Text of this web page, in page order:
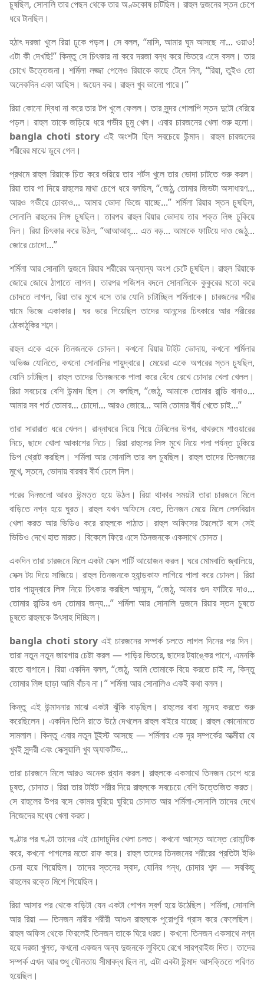
চুষছিল, সোনালি তার পেছন থেকে তার অণ্ডকোষ চাটছিল। রাহুল দুজনের স্তন চেপে
ধরে টানছিল।
হঠাৎ দরজা খুলে রিয়া ঢুকে পড়ল। সে বলল, “মাসি, আমার ঘুম আসছে না... ওয়াও!
এটা কী দেখছি!” কিন্তু সে চিৎকার না করে দরজা বন্ধ করে ভিতরে এসে বসল। তার
চোখে উত্তেজনা। শর্মিলা লজ্জা পেলেও রিয়াকে কাছে টেনে নিল, “রিয়া, তুইও তো
অনেকদিন একা আছিস। জয়েন কর। রাহুল খুব ভালো পারে।”
রিয়া কোনো দ্বিধা না করে তার টপ খুলে ফেলল। তার সুন্দর গোলাপি স্তন দুটো বেরিয়ে
পড়ল। রাহুল তাকে জড়িয়ে ধরে গভীর চুমু খেল। এবার চারজনের খেলা শুরু হলো।
bangla choti storyএই অংশটা ছিল সবচেয়ে উন্মাদ। রাহুল চারজনের
শরীরের মাঝে ডুবে গেল।
প্রথমে রাহুল রিয়াকে চিত করে শুয়িয়ে তার শর্টস খুলে তার ভোদা চাটতে শুরু করল।
রিয়া তার পা দিয়ে রাহুলের মাথা চেপে ধরে বলছিল, “জেঠু, তোমার জিভটা অসাধারণ...
আরও গভীরে ঢোকাও... আমার ভোদা ভিজে যাচ্ছে...” শর্মিলা রিয়ার স্তন চুষছিল,
সোনালি রাহুলের লিঙ্গ চুষছিল। তারপর রাহুল রিয়ার ভোদায় তার শক্ত লিঙ্গ ঢুকিয়ে
দিল। রিয়া চিৎকার করে উঠল, “আআআহ্... এত বড়... আমাকে ফাটিয়ে দাও জেঠু...
জোরে চোদো...”
শর্মিলা আর সোনালি দুজনে রিয়ার শরীরের অন্যান্য অংশ চেটে চুষছিল। রাহুল রিয়াকে
জোরে জোরে ঠাপাতে লাগল। তারপর পজিশন বদলে সোনালিকে কুকুরের মতো করে
চোদতে লাগল, রিয়া তার মুখে বসে তার যোনি চাটাচ্ছিল শর্মিলাকে। চারজনের শরীর
ঘামে ভিজে একাকার। ঘর ভরে গিয়েছিল তাদের আনন্দের চিৎকারে আর শরীরের
ঠোকাঠুকির শব্দে।
রাহুল একে একে তিনজনকে চোদল। কখনো রিয়ার টাইট ভোদায়, কখনো শর্মিলার
অভিজ্ঞ যোনিতে, কখনো সোনালির পায়ুদ্বারে। মেয়েরা একে অপরের স্তন চুষছিল,
যোনি চাটছিল। রাহুল তাদের তিনজনকে পালা করে বেঁধে রেখে চোদার খেলা খেলল।
রিয়া সবচেয়ে বেশি উন্মাদ ছিল। সে বলছিল, “জেঠু, আমাকে তোমার রান্ডি বানাও...
আমার সব গর্ত তোমার... চোদো... আরও জোরে... আমি তোমার বীর্য খেতে চাই...”
তারা সারারাত ধরে খেলল। রান্নাঘরে নিয়ে গিয়ে টেবিলের উপর, বাথরুমে শাওয়ারের
নিচে, ছাদে খোলা আকাশের নিচে। রিয়া রাহুলের লিঙ্গ মুখে নিয়ে গলা পর্যন্ত ঢুকিয়ে
ডিপ থ্রোট করছিল। শর্মিলা আর সোনালি তার বল চুষছিল। রাহুল তাদের তিনজনের
মুখে, স্তনে, ভোদায় বারবার বীর্য ঢেলে দিল।
পরের দিনগুলো আরও উন্মত্ত হয়ে উঠল। রিয়া থাকার সময়টা তারা চারজনে মিলে
বাড়িতে নগ্ন হয়ে ঘুরত। রাহুল যখন অফিসে যেত, তিনজন মেয়ে মিলে লেসবিয়ান
খেলা করত আর ভিডিও করে রাহুলকে পাঠাত। রাহুল অফিসের টয়লেটে বসে সেই
ভিডিও দেখে হাত মারত। বিকেলে ফিরে এসে তিনজনকে একসাথে চোদত।
একদিন তারা চারজনে মিলে একটা সেক্স পার্টি আয়োজন করল। ঘরে মোমবাতি জ্বালিয়ে,
সেক্স টয় দিয়ে সাজিয়ে। রাহুল তিনজনকে হ্যান্ডকাফ লাগিয়ে পালা করে চোদল। রিয়া
তার পায়ুদ্বারে লিঙ্গ নিয়ে চিৎকার করছিল আনন্দে, “জেঠু, আমার গুদ ফাটিয়ে দাও...
তোমার রান্ডির গুদ তোমার জন্য...” শর্মিলা আর সোনালি দুজনে রিয়ার স্তন চুষতে
চুষতে রাহুলকে উৎসাহ দিচ্ছিল।
bangla choti story এই চারজনের সম্পর্ক চলতে লাগল দিনের পর দিন।
তারা নতুন নতুন জায়গায় চেষ্টা করল — গাড়ির ভিতরে, ছাদের ট্যাঙ্কের পাশে, এমনকি
রাতে বাগানে। রিয়া একদিন বলল, “জেঠু, আমি তোমাকে বিয়ে করতে চাই না, কিন্তু
তোমার লিঙ্গ ছাড়া আমি বাঁচব না।” শর্মিলা আর সোনালিও একই কথা বলল।
কিন্তু এই উন্মাদনার মাঝে একটা ঝুঁকি বাড়ছিল। রাহুলের বাবা সন্দেহ করতে শুরু
করেছিলেন। একদিন তিনি রাতে উঠে দেখলেন রাহুল বাইরে যাচ্ছে। রাহুল কোনোমতে
সামলাল। কিন্তু এবার নতুন টুইস্ট আসছে — শর্মিলার এক দূর সম্পর্কের আত্মীয়া যে
খুবই সুন্দরী এবং সেক্সুয়ালি খুব অ্যাকটিভ...
তারা চারজনে মিলে আরও অনেক প্ল্যান করল। রাহুলকে একসাথে তিনজন চেপে ধরে
চুষত, চোদাত। রিয়া তার টাইট শরীর দিয়ে রাহুলকে সবচেয়ে বেশি উত্তেজিত করত।
সে রাহুলের উপর বসে কোমর ঘুরিয়ে ঘুরিয়ে চোদাত আর শর্মিলা-সোনালি তাদের দেখে
নিজেদের মধ্যে খেলা করত।
ঘণ্টার পর ঘণ্টা তাদের এই চোদাচুদির খেলা চলত। কখনো আস্তে আস্তে রোমান্টিক
করে, কখনো পাগলের মতো রাফ করে। রাহুল তাদের তিনজনের শরীরের প্রতিটা ইঞ্চি
চেনা হয়ে গিয়েছিল। তাদের স্তনের স্বাদ, যোনির গন্ধ, চোদার শব্দ — সবকিছু
রাহুলের রক্তে মিশে গিয়েছিল।
রিয়া আসার পর থেকে বাড়িটা যেন একটা গোপন স্বর্গ হয়ে উঠেছিল। শর্মিলা, সোনালি
আর রিয়া — তিনজন নারীর শরীরী আগুন রাহুলকে পুরোপুরি গ্রাস করে ফেলেছিল।
রাহুল অফিস থেকে ফিরলেই তিনজন তাকে ঘিরে ধরত। কখনো তিনজন একসাথে নগ্ন
হয়ে দরজা খুলত, কখনো একজন অন্য দুজনকে লুকিয়ে রেখে সারপ্রাইজ দিত। তাদের
সম্পর্ক এখন আর শুধু যৌনতায় সীমাবদ্ধ ছিল না, এটা একটা উন্মাদ আসক্তিতে পরিণত
হয়েছিল।